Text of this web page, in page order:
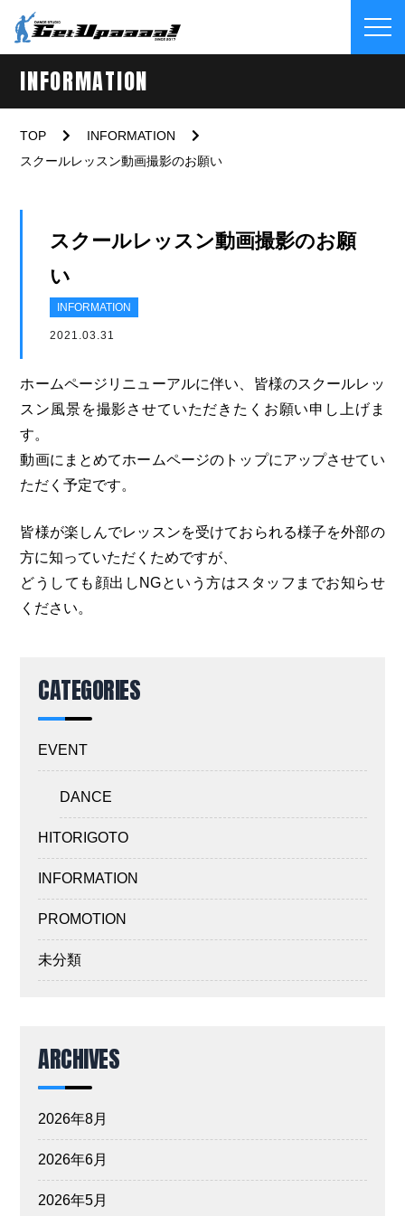
INFORMATION
TOP
INFORMATION
スクールレッスン動画撮影のお願い
スクールレッスン動画撮影のお願
い
INFORMATION
2021.03.31
ホームページリニューアルに伴い、皆様のスクールレッ
スン風景を撮影させていただきたくお願い申し上げま
す。
動画にまとめてホームページのトップにアップさせてい
ただく予定です。
皆様が楽しんでレッスンを受けておられる様子を外部の
方に知っていただくためですが、
どうしても顔出しNGという方はスタッフまでお知らせ
ください。
CATEGORIES
EVENT
DANCE
HITORIGOTO
INFORMATION
PROMOTION
未分類
ARCHIVES
2026年8月
2026年6月
2026年5月